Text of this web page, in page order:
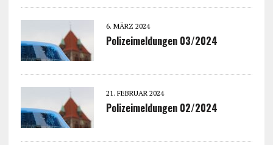
6. MÄRZ 2024
Polizeimeldungen 03/2024
21. FEBRUAR 2024
Polizeimeldungen 02/2024